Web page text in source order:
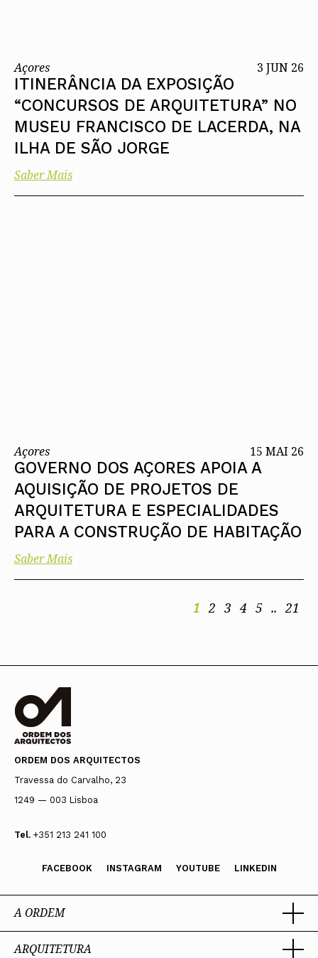
Açores 3 JUN 26
ITINERÂNCIA DA EXPOSIÇÃO
“CONCURSOS DE ARQUITETURA” NO
MUSEU FRANCISCO DE LACERDA, NA
ILHA DE SÃO JORGE
Saber Mais
Açores 15 MAI 26
GOVERNO DOS AÇORES APOIA A
AQUISIÇÃO DE PROJETOS DE
ARQUITETURA E ESPECIALIDADES
PARA A CONSTRUÇÃO DE HABITAÇÃO
Saber Mais
1 2 3 4 5 .. 21
ORDEM DOS ARQUITECTOS
Travessa do Carvalho, 23
1249 — 003 Lisboa
Tel. +351 213 241 100
FACEBOOK INSTAGRAM YOUTUBE LINKEDIN
A ORDEM
Ordem dos Arquitectos
ARQUITETURA